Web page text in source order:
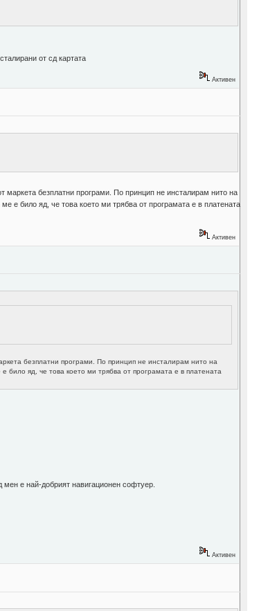
от сд картата
Активен
безплатни програми. По принцип не инсталирам нито на
е било яд, че това което ми трябва от програмата е в платената
Активен
безплатни програми. По принцип не инсталирам нито на
яд, че това което ми трябва от програмата е в платената
е най-добрият навигационен софтуер.
Активен